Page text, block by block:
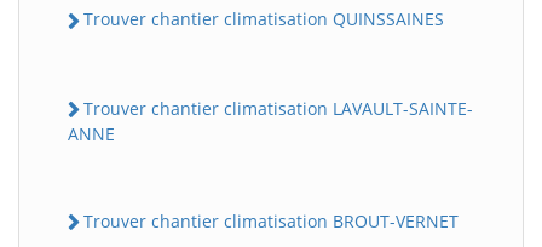
Trouver chantier climatisation QUINSSAINES
Trouver chantier climatisation LAVAULT-SAINTE-
ANNE
Trouver chantier climatisation BROUT-VERNET